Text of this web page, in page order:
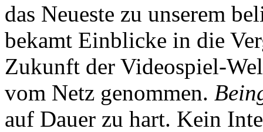
das Neueste zu unserem
bekamt Einblicke in die
Zukunft der Videospiel-
vom Netz genommen.
auf Dauer zu hart. Kein